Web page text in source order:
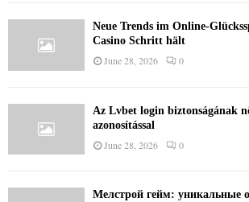
Neue Trends im Online-
Casino Schritt hält
June 28, 2026 0
Az Lvbet login biztonságának
azonosítással
June 28, 2026 0
Мелстрой гейм: уникальные